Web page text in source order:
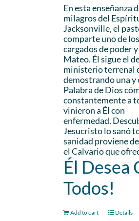
En esta enseñanza
milagros del
Jacksonville, el
comparte uno de
cargados de poder
Mateo. Él sigue el
ministerio terrenal
demostrando una y
Palabra de Dios
constantemente a
vinieron a Él con
enfermedad.
Jesucristo lo sanó
sanidad proviene
el Calvario que
Él Desea
Todos!
Add to cart Details